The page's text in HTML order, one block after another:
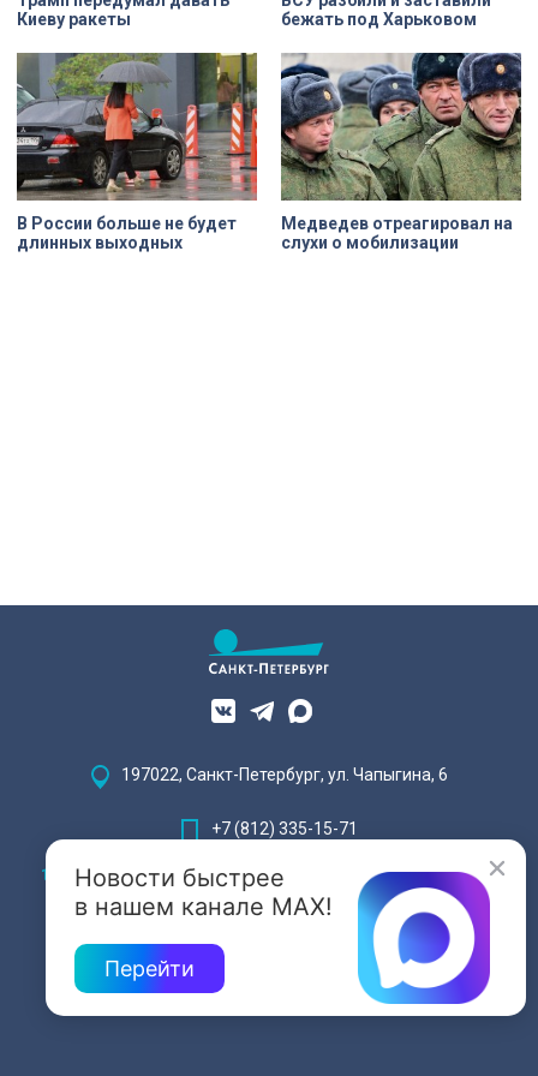
Киеву ракеты
бежать под Харьковом
В России больше не будет
длинных выходных
Медведев отреагировал на
слухи о мобилизации
Новости быстрее
в нашем канале MAX!
Перейти
197022, Санкт-Петербург, ул. Чапыгина, 6
+7 (812) 335-15-71
Внимание! Отдельные видеоматериалы, размещенные на настоящем
сайте, могут содержать информацию, предназначенную для лиц,
достигших 18 лет.